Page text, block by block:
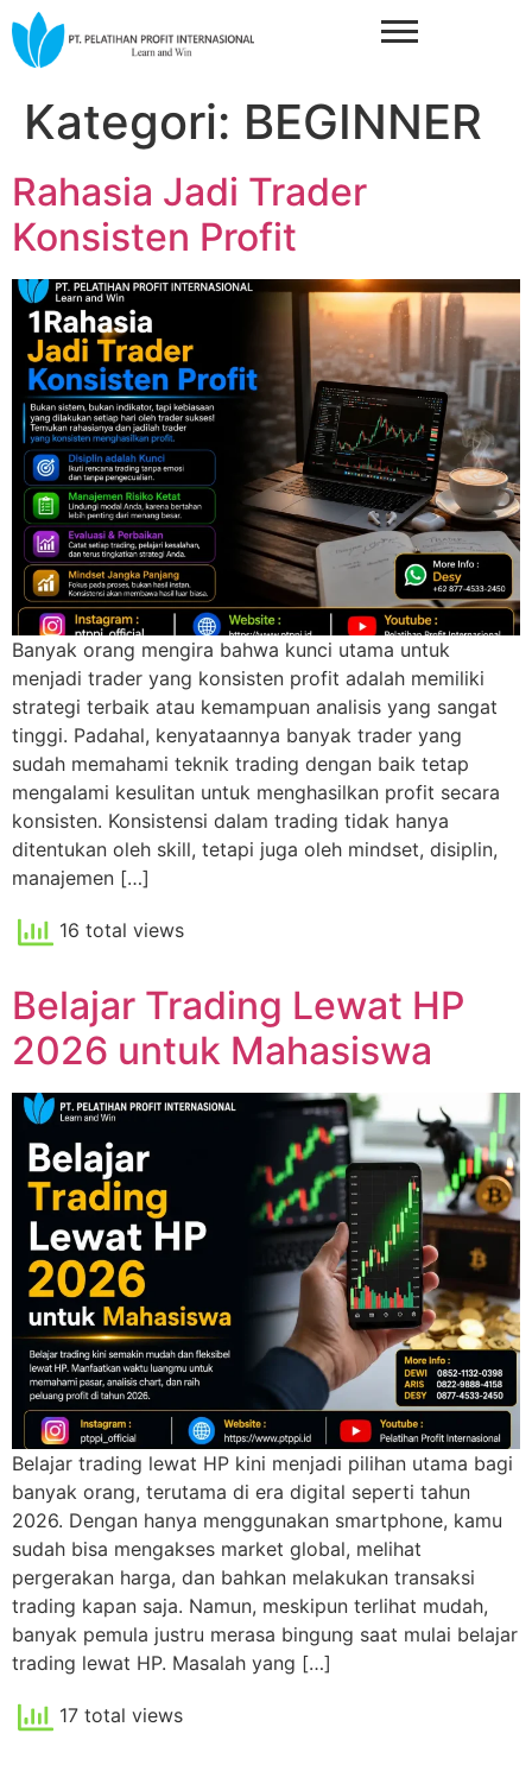
Kategori: BEGINNER
Rahasia Jadi Trader
Konsisten Profit
Banyak orang mengira bahwa kunci utama untuk
menjadi trader yang konsisten profit adalah memiliki
strategi terbaik atau kemampuan analisis yang sangat
tinggi. Padahal, kenyataannya banyak trader yang
sudah memahami teknik trading dengan baik tetap
mengalami kesulitan untuk menghasilkan profit secara
konsisten. Konsistensi dalam trading tidak hanya
ditentukan oleh skill, tetapi juga oleh mindset, disiplin,
manajemen […]
16 total views
Belajar Trading Lewat HP
2026 untuk Mahasiswa
Belajar trading lewat HP kini menjadi pilihan utama bagi
banyak orang, terutama di era digital seperti tahun
2026. Dengan hanya menggunakan smartphone, kamu
sudah bisa mengakses market global, melihat
pergerakan harga, dan bahkan melakukan transaksi
trading kapan saja. Namun, meskipun terlihat mudah,
banyak pemula justru merasa bingung saat mulai belajar
trading lewat HP. Masalah yang […]
17 total views